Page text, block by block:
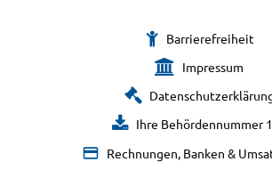
Barrierefreiheit
Impressum
Ihre Behördennummer
Rechnungen, Banken &